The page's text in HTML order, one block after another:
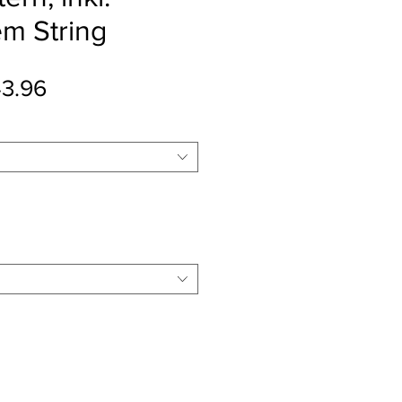
String
Price